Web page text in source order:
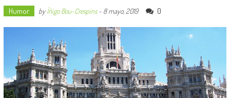
Humor byÍñigo Bou-Crespins- 8 mayo, 2019 0